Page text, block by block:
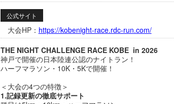
公式サイト
大会HP： https://kobenight-race.rdc-run.com/
THE NIGHT CHALLENGE RACE KOBE in 2026
神戸で開催の日本陸連公認のナイトラン！
ハーフマラソン・10K・5Kで開催！
＜大会の4つの特徴＞
1.記録更新の徹底サポート